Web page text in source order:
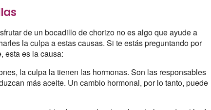
de un bocadillo de chorizo no es algo que ayude a
la culpa a estas causas. Si te estás preguntando por
esta es la causa:
la culpa la tienen las hormonas. Son las responsables
más aceite. Un cambio hormonal, por lo tanto, puede